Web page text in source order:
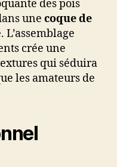
des pois
une coque de
crée une
qui séduira
les amateurs de